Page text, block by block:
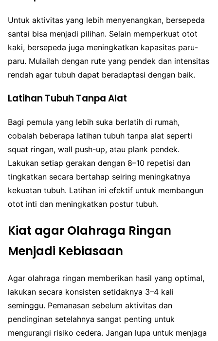
Untuk aktivitas yang lebih menyenangkan, bersepeda
santai bisa menjadi pilihan. Selain memperkuat otot
kaki, bersepeda juga meningkatkan kapasitas paru-
paru. Mulailah dengan rute yang pendek dan intensitas
rendah agar tubuh dapat beradaptasi dengan baik.
Latihan Tubuh Tanpa Alat
Bagi pemula yang lebih suka berlatih di rumah,
cobalah beberapa latihan tubuh tanpa alat seperti
squat ringan, wall push-up, atau plank pendek.
Lakukan setiap gerakan dengan 8–10 repetisi dan
tingkatkan secara bertahap seiring meningkatnya
kekuatan tubuh. Latihan ini efektif untuk membangun
otot inti dan meningkatkan postur tubuh.
Kiat agar Olahraga Ringan
Menjadi Kebiasaan
Agar olahraga ringan memberikan hasil yang optimal,
lakukan secara konsisten setidaknya 3–4 kali
seminggu. Pemanasan sebelum aktivitas dan
pendinginan setelahnya sangat penting untuk
mengurangi risiko cedera. Jangan lupa untuk menjaga